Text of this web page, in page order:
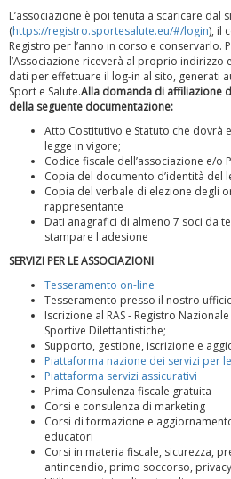
Ddl Lobby, Uisp: “Il Parlamento
La formazione Uisp rallenta ma
L’associazione è poi tenuta a scaricare dal
(https://registro.sportesalute.eu/#/login), il
Registro per l’anno in corso e conservarlo.
l’Associazione riceverà al proprio indirizzo
dati per effettuare il log-in al sito, generati
Sport e Salute.Alla domanda di affiliazione
della seguente documentazione:
Atto Costitutivo e Statuto che dovrà
legge in vigore;
Codice fiscale dell’associazione e/o
Copia del documento d’identità del
Copia del verbale di elezione degli
rappresentante
Dati anagrafici di almeno 7 soci da
stampare l'adesione
SERVIZI PER LE ASSOCIAZIONI
Tesseramento on-line
Tesseramento presso il nostro
Iscrizione al RAS - Registro
Sportive Dilettantistiche;
Supporto, gestione, iscrizione e
Piattaforma nazione dei servizi per
Piattaforma servizi assicurativi
Prima Consulenza fiscale gratuita
Corsi e consulenza di marketing
Corsi di formazione e
educatori
Corsi in materia fiscale, sicurezza,
antincendio, primo soccorso, privacy